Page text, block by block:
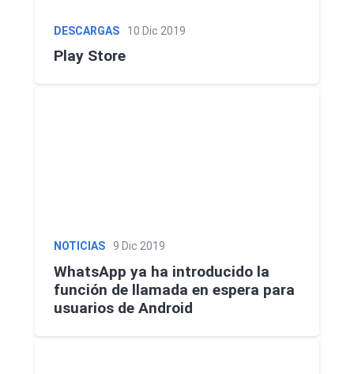
DESCARGAS 10 Dic 2019
Play Store
NOTICIAS 9 Dic 2019
WhatsApp ya ha introducido la
función de llamada en espera para
usuarios de Android